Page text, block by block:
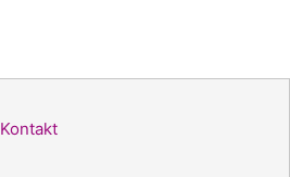
Kontakt